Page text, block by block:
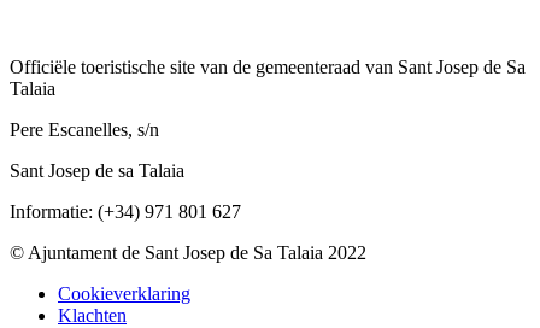
Officiële toeristische site van de gemeenteraad van Sant Josep de Sa
Talaia
Pere Escanelles, s/n
Sant Josep de sa Talaia
Informatie: (+34) 971 801 627
© Ajuntament de Sant Josep de Sa Talaia 2022
Cookieverklaring
Klachten